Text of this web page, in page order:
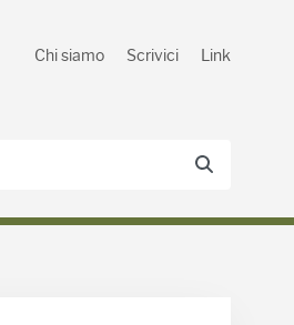
Chi siamo Scrivici Link